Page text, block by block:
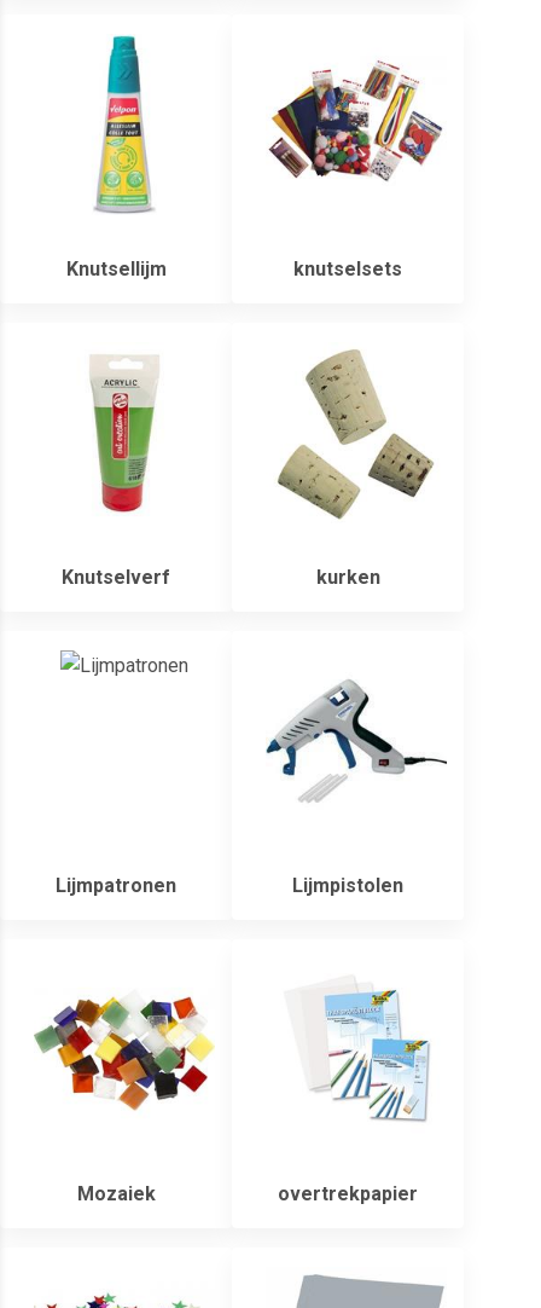
Knutsellijm knutselsets
Knutselverf kurken
Lijmpatronen Lijmpistolen
Mozaiek overtrekpapier